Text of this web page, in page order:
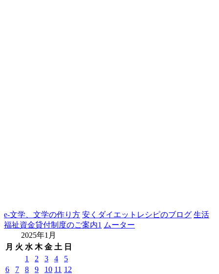
e-文学、文学の作り方 安くダイエットレシピのブログ 生活
福祉資金貸付制度のご案内1 ムーター
2025年1月
月 火 水 木 金 土 日
1
2 3 4
5
6
7 8 9 10 11 12